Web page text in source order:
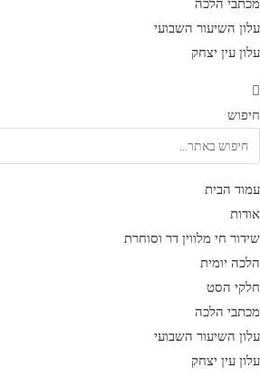
מכתבי הלכה
עלון השיעור השבועי
עלון עין יצחק
חיפוש
עמוד הבית
אודות
שידור חי מלווין דר וסוחרת
הלכה יומית
חלקי הסט
מכתבי הלכה
עלון השיעור השבועי
עלון עין יצחק